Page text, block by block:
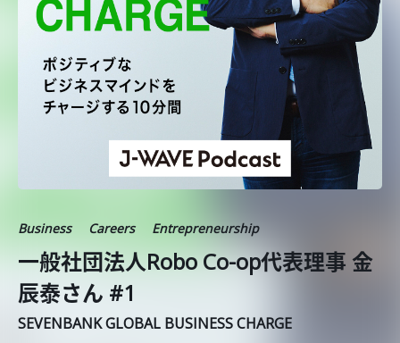
Business Careers Entrepreneurship
一般社団法人Robo Co-op代表理事 金
辰泰さん #1
SEVENBANK GLOBAL BUSINESS CHARGE